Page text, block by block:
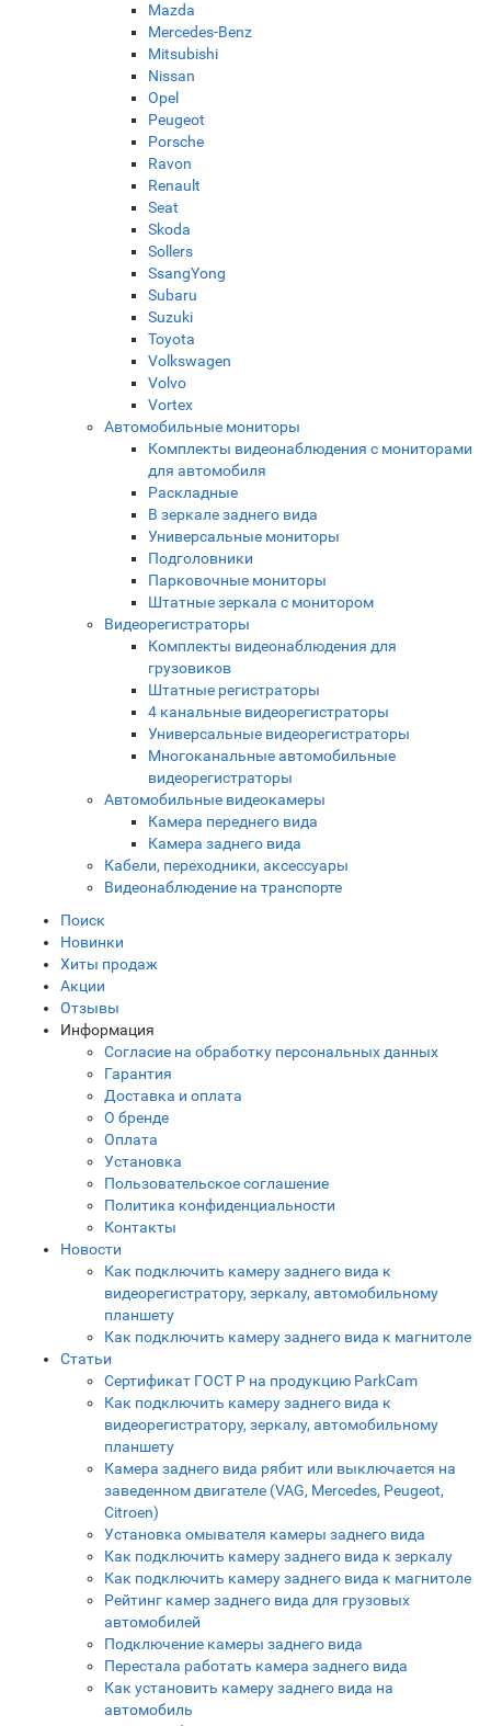
Mazda
Mercedes-Benz
Mitsubishi
Nissan
Opel
Peugeot
Porsche
Ravon
Renault
Seat
Skoda
Sollers
SsangYong
Subaru
Suzuki
Toyota
Volkswagen
Volvo
Vortex
Автомобильные мониторы
Комплекты видеонаблюдения с мониторами
для автомобиля
Раскладные
В зеркале заднего вида
Универсальные мониторы
Подголовники
Парковочные мониторы
Штатные зеркала с монитором
Видеорегистраторы
Комплекты видеонаблюдения для
грузовиков
Штатные регистраторы
4 канальные видеорегистраторы
Универсальные видеорегистраторы
Многоканальные автомобильные
видеорегистраторы
Автомобильные видеокамеры
Камера переднего вида
Камера заднего вида
Кабели, переходники, аксессуары
Видеонаблюдение на транспорте
Поиск
Новинки
Хиты продаж
Акции
Отзывы
Информация
Согласие на обработку персональных данных
Гарантия
Доставка и оплата
О бренде
Оплата
Установка
Пользовательское соглашение
Политика конфиденциальности
Контакты
Новости
Как подключить камеру заднего вида к
видеорегистратору, зеркалу, автомобильному
планшету
Как подключить камеру заднего вида к магнитоле
Статьи
Сертификат ГОСТ Р на продукцию ParkCam
Как подключить камеру заднего вида к
видеорегистратору, зеркалу, автомобильному
планшету
Камера заднего вида рябит или выключается на
заведенном двигателе (VAG, Mercedes, Peugeot,
Citroen)
Установка омывателя камеры заднего вида
Как подключить камеру заднего вида к зеркалу
Как подключить камеру заднего вида к магнитоле
Рейтинг камер заднего вида для грузовых
автомобилей
Подключение камеры заднего вида
Перестала работать камера заднего вида
Как установить камеру заднего вида на
автомобиль